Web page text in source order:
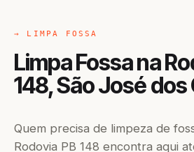
→ LIMPA FOSSA
Limpa Fossa na
148, São José
Quem precisa de limpeza de
Rodovia PB 148 encontra aqui